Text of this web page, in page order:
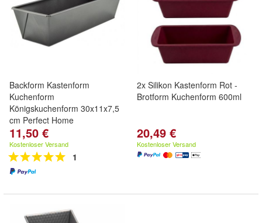
Backform Kastenform
Kuchenform
Königskuchenform 30x11x7,5
cm Perfect Home
11,50 €
Kostenloser Versand
1
2x Silikon Kastenform Rot -
Brotform Kuchenform 600ml
20,49 €
Kostenloser Versand